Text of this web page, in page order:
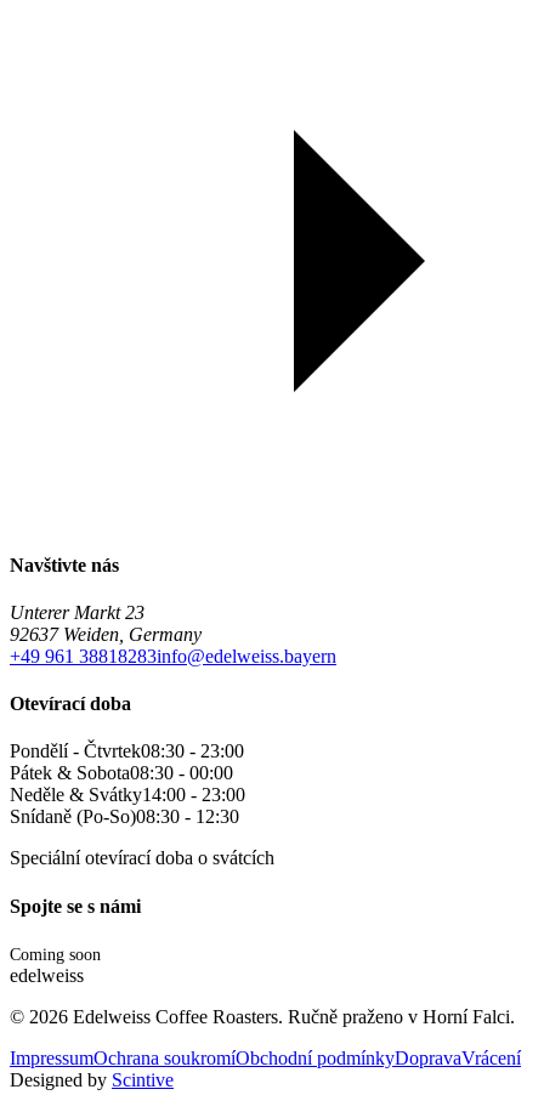
Navštivte nás
Unterer Markt 23
92637 Weiden, Germany
+49 961 38818283info@edelweiss.bayern
Otevírací doba
Pondělí - Čtvrtek08:30 - 23:00
Pátek & Sobota08:30 - 00:00
Neděle & Svátky14:00 - 23:00
Snídaně (Po-So)08:30 - 12:30
Speciální otevírací doba o svátcích
Spojte se s námi
Coming soon
edelweiss
© 2026 Edelweiss Coffee Roasters. Ručně praženo v Horní Falci.
ImpressumOchrana soukromíObchodní podmínkyDopravaVrácení
Designed by Scintive